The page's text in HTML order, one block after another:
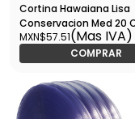
Cortina Hawaiana Lisa
Conservacion Med 20
Ancho, 2 Mm Rollo 50
Venta por Metro (06
equivalen a 01 metro
ancho) - GP850L
MXN$57.51(Mas IVA)
COMPRAR